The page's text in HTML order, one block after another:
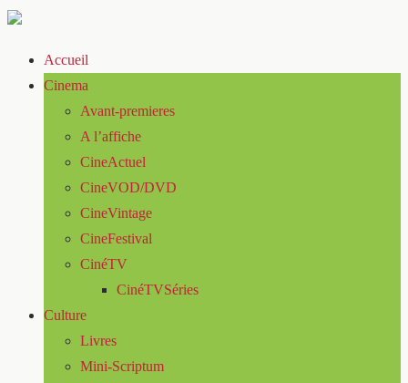
Accueil
Cinema
Avant-premieres
A l’affiche
CineActuel
CineVOD/DVD
CineVintage
CineFestival
CinéTV
CinéTVSéries
Culture
Livres
Mini-Scriptum